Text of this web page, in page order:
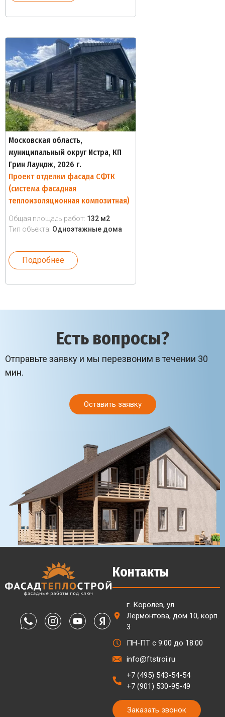
Московская область,
муниципальный округ Истра, КП
Грин Лаундж, 2026 г.
Проект отделки фасада СФТК
(система фасадная
теплоизоляционная композитная)
Общая площадь работ: 132 м2
Тип объекта: Одноэтажные дома
Подробнее
Есть вопросы?
Отправьте заявку и мы перезвоним в течении 30
мин.
Оставить заявку
Контакты
г. Королёв, ул.
Лермонтова, дом 10, корп.
3
ПН-ПТ с 9:00 до 18:00
info@ftstroi.ru
+7 (495) 543-54-54
+7 (901) 530-95-49
Заказать звонок